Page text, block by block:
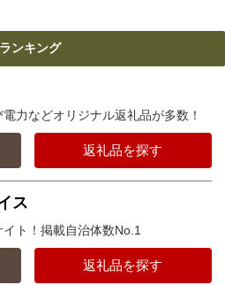
ンキング
力などオリジナル返礼品が多数！
返礼品を探す
ス
ト！掲載自治体数No.1
返礼品を探す